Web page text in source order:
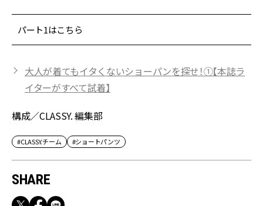
パート1はこちら
大人が着てもイタくないショーパンを探せ！①【本誌ラ
イターがすべて試着】
構成／CLASSY. 編集部
#CLASSY.チーム #ショートパンツ
SHARE